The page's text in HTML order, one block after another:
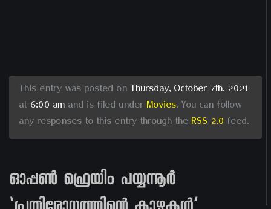
This entry was posted on Thursday, October 7th, 2021
at 6:00 am and is filed under Movies. You can follow
any responses to this entry through the RSS 2.0 feed.
ഓപ്പൺ ഫ്രെയിം പയ്യന്നൂര്‍